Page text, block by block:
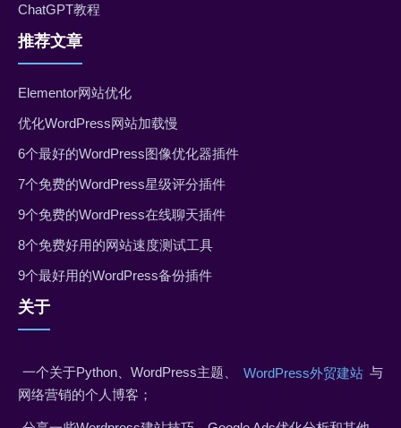
ChatGPT教程
推荐文章
Elementor网站优化
优化WordPress网站加载慢
6个最好的WordPress图像优化器插件
7个免费的WordPress星级评分插件
9个免费的WordPress在线聊天插件
8个免费好用的网站速度测试工具
9个最好用的WordPress备份插件
关于
一个关于Python、WordPress主题、 WordPress外贸建站 与
网络营销的个人博客；